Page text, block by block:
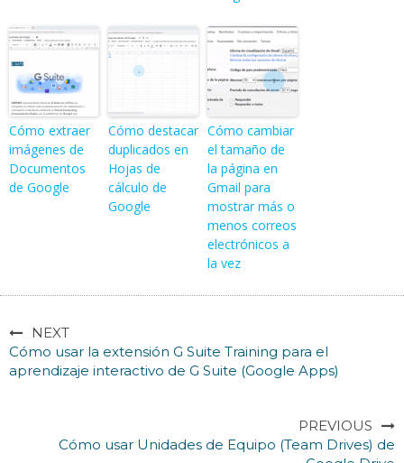
Cómo extraer
imágenes de
Documentos
de Google
Cómo destacar
duplicados en
Hojas de
cálculo de
Google
Cómo cambiar
el tamaño de
la página en
Gmail para
mostrar más o
menos correos
electrónicos a
la vez
NEXT
Cómo usar la extensión G Suite Training para el
aprendizaje interactivo de G Suite (Google Apps)
PREVIOUS
Cómo usar Unidades de Equipo (Team Drives) de